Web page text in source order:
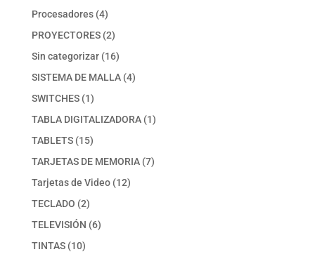
Procesadores 44
productos
PROYECTORES 22
productos
Sin categorizar 1616
productos
SISTEMA DE MALLA 44
SWITCHES 11
producto
TABLA DIGITALIZADORA 11
TABLETS 1515
productos
TARJETAS DE MEMORIA 77
Tarjetas de Video 1212
TECLADO 22
productos
TELEVISIÓN 66
TINTAS 1010